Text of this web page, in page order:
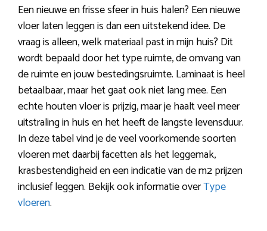
Een nieuwe en frisse sfeer in huis halen? Een nieuwe
vloer laten leggen is dan een uitstekend idee. De
vraag is alleen, welk materiaal past in mijn huis? Dit
wordt bepaald door het type ruimte, de omvang van
de ruimte en jouw bestedingsruimte. Laminaat is heel
betaalbaar, maar het gaat ook niet lang mee. Een
echte houten vloer is prijzig, maar je haalt veel meer
uitstraling in huis en het heeft de langste levensduur.
In deze tabel vind je de veel voorkomende soorten
vloeren met daarbij facetten als het leggemak,
krasbestendigheid en een indicatie van de m2 prijzen
inclusief leggen. Bekijk ook informatie overType
vloeren.